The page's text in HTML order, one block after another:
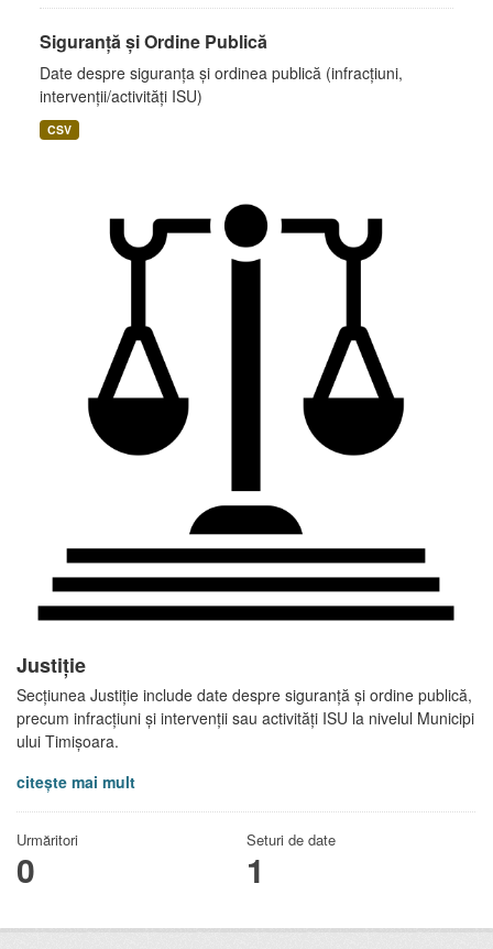
Justiție
Secțiunea Justiție include date despre siguranță și ordine publică,
precum infracțiuni și intervenții sau activități ISU la nivelul Municipi
ului Timișoara.
citește mai mult
Urmăritori
0
Seturi de date
1
Siguranță și Ordine Publică
Date despre siguranța și ordinea publică (infracțiuni,
intervenții/activități ISU)
CSV